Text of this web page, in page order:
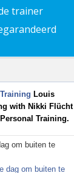
trainer
Louis
with Nikki Flücht
Training.
om buiten te